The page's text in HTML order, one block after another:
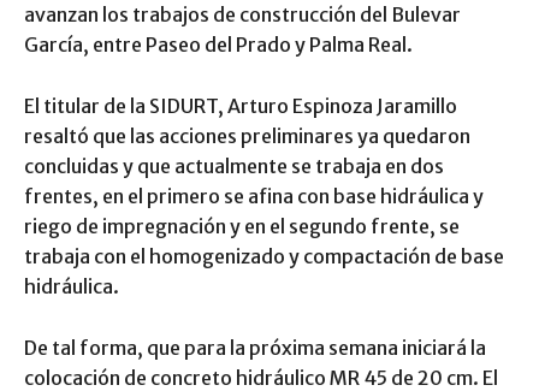
avanzan los trabajos de construcción del Bulevar
García, entre Paseo del Prado y Palma Real.
El titular de la SIDURT, Arturo Espinoza Jaramillo
resaltó que las acciones preliminares ya quedaron
concluidas y que actualmente se trabaja en dos
frentes, en el primero se afina con base hidráulica y
riego de impregnación y en el segundo frente, se
trabaja con el homogenizado y compactación de base
hidráulica.
De tal forma, que para la próxima semana iniciará la
colocación de concreto hidráulico MR 45 de 20 cm. El